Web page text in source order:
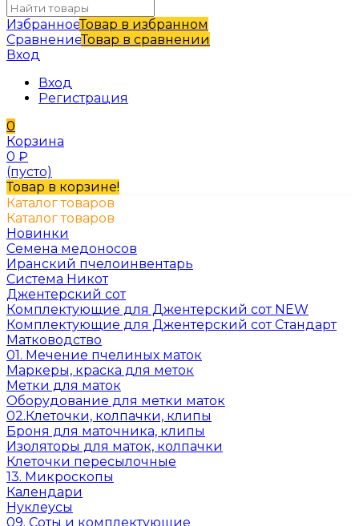
ИзбранноеТовар в избранном
СравнениеТовар в сравнении
Вход
Вход
Регистрация
0
Корзина
0 ₽
(пусто)
Товар в корзине!
Каталог товаров
Каталог товаров
Новинки
Семена медоносов
Иранский пчелоинвентарь
Система Никот
Джентерский сот
Комплектующие для Джентерский сот NEW
Комплектующие для Джентерский сот Стандарт
Матководство
01. Мечение пчелиных маток
Маркеры, краска для меток
Метки для маток
Оборудование для метки маток
02.Клеточки, колпачки, клипы
Броня для маточника, клипы
Изоляторы для маток, колпачки
Клеточки пересылочные
13. Микроскопы
Календари
Нуклеусы
09. Соты и комплектующие